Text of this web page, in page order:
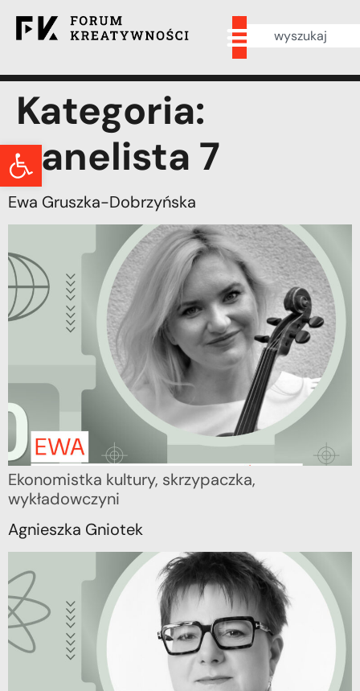
Otwórz pasek narzędzi
Kategoria:
panelista 7
Ewa Gruszka-Dobrzyńska
Ekonomistka kultury, skrzypaczka,
wykładowczyni
Agnieszka Gniotek